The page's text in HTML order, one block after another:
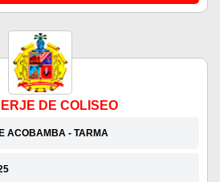
DE COLISEO
ACOBAMBA - TARMA